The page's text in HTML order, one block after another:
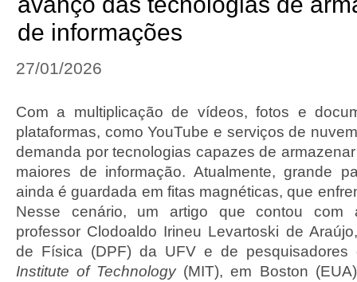
de informações
27/01/2026
Com a multiplicação de vídeos, fotos e
plataformas, como YouTube e serviços de
demanda por tecnologias capazes de
maiores de informação. Atualmente, grande
ainda é guardada em fitas magnéticas, que
Nesse cenário, um artigo que contou com
professor Clodoaldo Irineu Levartoski de
de Física (DPF) da UFV e de
Institute of Technology(MIT), em Boston